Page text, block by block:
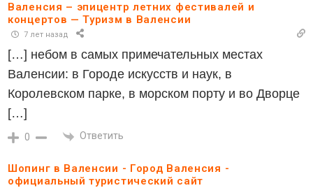
Валенсия – эпицентр летних фестивалей и
концертов — Туризм в Валенсии
7 лет назад
[…] небом в самых примечательных местах
Валенсии: в Городе искусств и наук, в
Королевском парке, в морском порту и во Дворце
[…]
0 Ответить
Шопинг в Валенсии - Город Валенсия -
официальный туристический сайт